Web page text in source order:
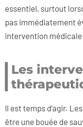
essentiel, surtout
pas immédiatement
intervention
Les
Il est temps d’agir.
être une bouée de